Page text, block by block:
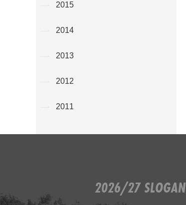
2015
2014
2013
2012
2011
2026/27 SLOGAN